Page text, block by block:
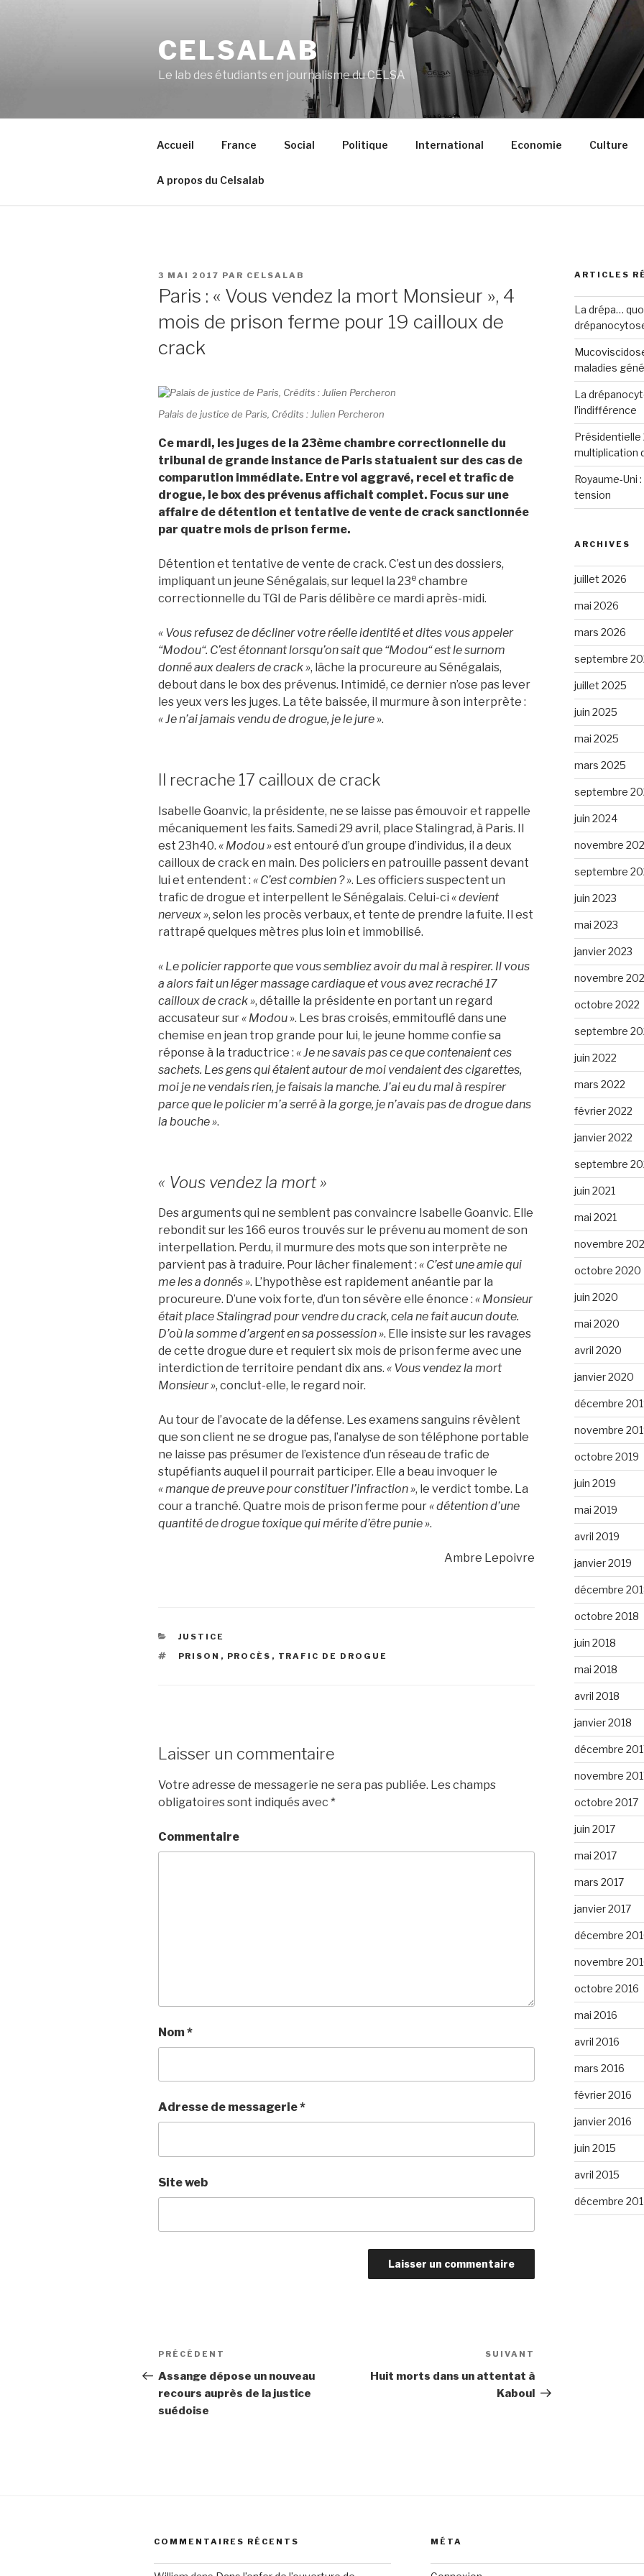
CELSALAB
Le lab des étudiants en journalisme du CELSA
Accueil France Social Politique International Economie Culture
A propos du Celsalab
PUBLIÉ
LE
3 MAI 2017 PAR CELSALAB
Paris : « Vous vendez la mort Monsieur », 4
mois de prison ferme pour 19 cailloux de
crack
Palais de justice de Paris, Crédits : Julien Percheron
Ce mardi, les juges de la 23ème chambre correctionnelle du
tribunal de grande instance de Paris statuaient sur des cas de
comparution immédiate. Entre vol aggravé, recel et trafic de
drogue, le box des prévenus affichait complet. Focus sur une
affaire de détention et tentative de vente de crack sanctionnée
par quatre mois de prison ferme.
Détention et tentative de vente de crack. C’est un des dossiers,
impliquant un jeune Sénégalais, sur lequel la 23e chambre
correctionnelle du TGI de Paris délibère ce mardi après-midi.
« Vous refusez de décliner votre réelle identité et dites vous appeler
“Modou“. C’est étonnant lorsqu’on sait que “Modou“ est le surnom
donné aux dealers de crack », lâche la procureure au Sénégalais,
debout dans le box des prévenus. Intimidé, ce dernier n’ose pas lever
les yeux vers les juges. La tête baissée, il murmure à son interprète :
« Je n’ai jamais vendu de drogue, je le jure ».
Il recrache 17 cailloux de crack
Isabelle Goanvic, la présidente, ne se laisse pas émouvoir et rappelle
mécaniquement les faits. Samedi 29 avril, place Stalingrad, à Paris. Il
est 23h40. « Modou »est entouré d’un groupe d’individus, il a deux
cailloux de crack en main. Des policiers en patrouille passent devant
lui et entendent : « C’est combien ? ». Les officiers suspectent un
trafic de drogue et interpellent le Sénégalais. Celui-ci « devient
nerveux », selon les procès verbaux, et tente de prendre la fuite. Il est
rattrapé quelques mètres plus loin et immobilisé.
« Le policier rapporte que vous sembliez avoir du mal à respirer. Il vous
a alors fait un léger massage cardiaque et vous avez recraché 17
cailloux de crack », détaille la présidente en portant un regard
accusateur sur« Modou ». Les bras croisés, emmitouflé dans une
chemise en jean trop grande pour lui, le jeune homme confie sa
réponse à la traductrice : « Je ne savais pas ce que contenaient ces
sachets. Les gens qui étaient autour de moi vendaient des cigarettes,
moi je ne vendais rien, je faisais la manche. J’ai eu du mal à respirer
parce que le policier m’a serré à la gorge, je n’avais pas de drogue dans
la bouche ».
« Vous vendez la mort »
Des arguments qui ne semblent pas convaincre Isabelle Goanvic. Elle
rebondit sur les 166 euros trouvés sur le prévenu au moment de son
interpellation. Perdu, il murmure des mots que son interprète ne
parvient pas à traduire. Pour lâcher finalement : « C’est une amie qui
me les a donnés ». L’hypothèse est rapidement anéantie par la
procureure. D’une voix forte, d’un ton sévère elle énonce : « Monsieur
était place Stalingrad pour vendre du crack, cela ne fait aucun doute.
D’où la somme d’argent en sa possession ». Elle insiste sur les ravages
de cette drogue dure et requiert six mois de prison ferme avec une
interdiction de territoire pendant dix ans. « Vous vendez la mort
Monsieur », conclut-elle, le regard noir.
Au tour de l’avocate de la défense. Les examens sanguins révèlent
que son client ne se drogue pas, l’analyse de son téléphone portable
ne laisse pas présumer de l’existence d’un réseau de trafic de
stupéfiants auquel il pourrait participer. Elle a beau invoquer le
« manque de preuve pour constituer l’infraction », le verdict tombe. La
cour a tranché. Quatre mois de prison ferme pour« détention d’une
quantité de drogue toxique qui mérite d’être punie ».
Ambre Lepoivre
CATÉGORIES
JUSTICE
ÉTIQUETTES
PRISON , PROCÈS , TRAFIC DE DROGUE
Laisser un commentaire
Votre adresse de messagerie ne sera pas publiée. Les champs
obligatoires sont indiqués avec *
Commentaire
Nom*
Adresse de messagerie*
Site web
Navigation
de
l’article
Article
précédent
PRÉCÉDENT
Assange dépose un nouveau
recours auprès de la justice
suédoise
SUIVANT
Huit morts dans un attentat à
Kaboul
ARTICLES
La drépa…
maladies
La
l’indifférence
Présidentielle
multiplication
Royaume-Uni
tension
ARCHIVES
juillet 2026
mai 2026
mars 2026
septembre
juillet 2025
juin 2025
mai 2025
mars 2025
septembre
juin 2024
novembre
septembre
juin 2023
mai 2023
janvier 2023
novembre
octobre 2022
septembre
juin 2022
mars 2022
février 2022
janvier 2022
septembre
juin 2021
mai 2021
novembre
octobre 2020
juin 2020
mai 2020
avril 2020
janvier 2020
décembre
novembre
octobre 2019
juin 2019
mai 2019
avril 2019
janvier 2019
décembre
octobre 2018
juin 2018
mai 2018
avril 2018
janvier 2018
décembre
novembre
octobre 2017
juin 2017
mai 2017
mars 2017
janvier 2017
décembre
novembre
octobre 2016
mai 2016
avril 2016
mars 2016
février 2016
janvier 2016
juin 2015
avril 2015
décembre
COMMENTAIRES RÉCENTS MÉTA